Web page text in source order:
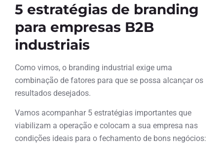
5 estratégias de branding
para empresas B2B
industriais
Como vimos, o branding industrial exige uma
combinação de fatores para que se possa alcançar os
resultados desejados.
Vamos acompanhar 5 estratégias importantes que
viabilizam a operação e colocam a sua empresa nas
condições ideais para o fechamento de bons negócios: